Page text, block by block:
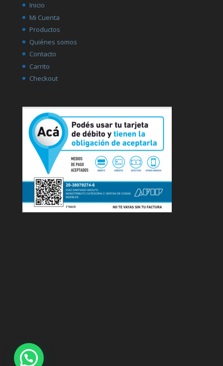
Inicio
Mi Cuenta
Productos
Quiénes somos
Contacto
Carrito
Checkout
1